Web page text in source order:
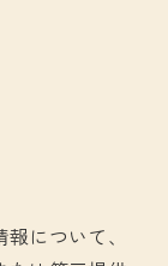
について、